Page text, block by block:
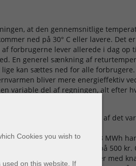
at den gennemsnitlige
ned på 30° C eller lavere. Det
forbrugerne lever allerede i dag op
En generel sænkning af
kan sættes ned for alle forbrugere.
bliver mere energieffektiv
variable del af regningen, alt efter
at man får et tillæg på 1% af det
gennemsnitligt forbrug på 18 MWh
Husejerne vil få et tillæg på 500
til at den generelle pris falder med
Cookies you wish to
on this website. If